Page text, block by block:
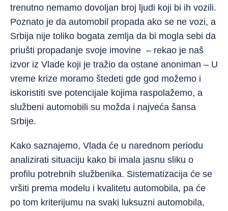
trenutno nemamo dovoljan broj ljudi koji bi ih vozili.
Poznato je da automobil propada ako se ne vozi, a
Srbija nije toliko bogata zemlja da bi mogla sebi da
priušti propadanje svoje imovine – rekao je naš
izvor iz Vlade koji je tražio da ostane anoniman – U
vreme krize moramo štedeti gde god možemo i
iskoristiti sve potencijale kojima raspolažemo, a
službeni automobili su možda i najveća šansa
Srbije.
Kako saznajemo, Vlada će u narednom periodu
analizirati situaciju kako bi imala jasnu sliku o
profilu potrebnih službenika. Sistematizacija će se
vršiti prema modelu i kvalitetu automobila, pa će
po tom kriterijumu na svaki luksuzni automobila,